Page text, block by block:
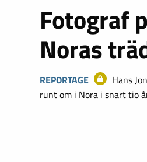
Fotograf
Noras
REPORTAGE
Hans
runt om i Nora i snart tio